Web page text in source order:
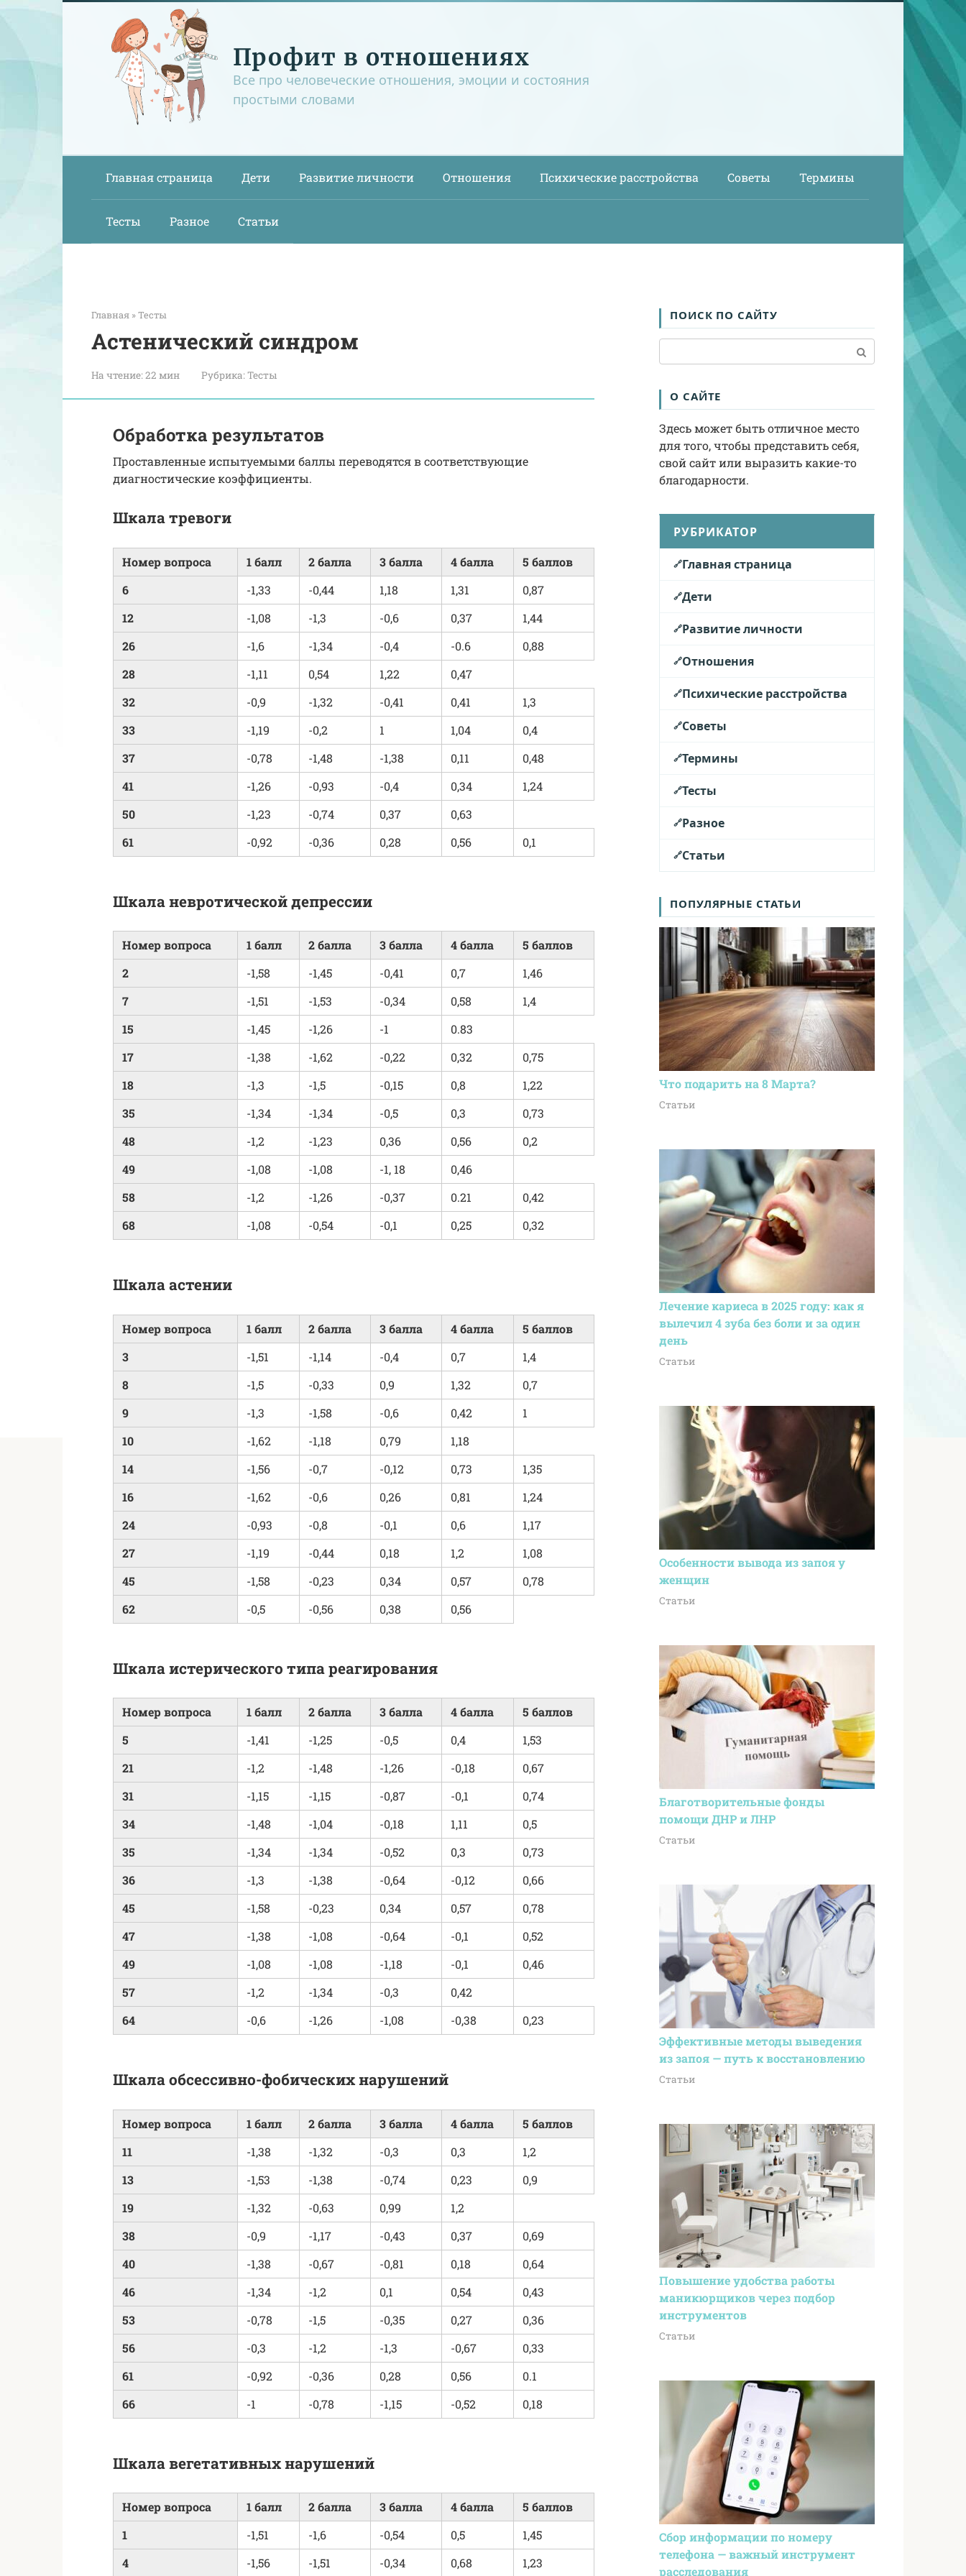
Перейти
Профит в отношениях
Все про человеческие отношения, эмоции и состояния
простыми словами
Главная страница Дети Развитие личности Отношения Психические расстройства Советы Термины
Тесты Разное Статьи
Главная »Тесты
Астенический синдром
На чтение:22 мин Рубрика:Тесты
Обработка результатов
Проставленные испытуемыми баллы переводятся в соответствующие
диагностические коэффициенты.
Шкала тревоги
Номер вопроса 1 балл 2 балла 3 балла 4 балла
5 баллов
6
-1,33 -0,44 1,18 1,31
0,87
12
-1,08 -1,3 -0,6 0,37
1,44
26
-1,6 -1,34 -0,4 -0.6
0,88
28
-1,11 0,54 1,22
0,47
32
-0,9 -1,32 -0,41 0,41
1,3
33
-1,19 -0,2 1 1,04
0,4
37
-0,78 -1,48 -1,38 0,11
0,48
41
-1,26 -0,93 -0,4 0,34
1,24
50
-1,23 -0,74 0,37
0,63
61
-0,92 -0,36 0,28 0,56 0,1
Шкала невротической депрессии
Номер вопроса 1 балл 2 балла 3 балла 4 балла
5 баллов
2
-1,58 -1,45 -0,41 0,7
1,46
7
-1,51 -1,53 -0,34 0,58
1,4
15
-1,45 -1,26 -1
0.83
17
-1,38 -1,62 -0,22 0,32
0,75
18
-1,3 -1,5 -0,15 0,8
1,22
35
-1,34 -1,34 -0,5 0,3
0,73
48
-1,2 -1,23 0,36 0,56
0,2
49
-1,08 -1,08 -1, 18
0,46
58
-1,2 -1,26 -0,37 0.21
0,42
68
-1,08 -0,54 -0,1 0,25 0,32
Шкала астении
Номер вопроса 1 балл 2 балла 3 балла 4 балла
5 баллов
3
-1,51 -1,14 -0,4 0,7
1,4
8
-1,5 -0,33 0,9 1,32
0,7
9
-1,3 -1,58 -0,6 0,42
1
10
-1,62 -1,18 0,79
1,18
14
-1,56 -0,7 -0,12 0,73
1,35
16
-1,62 -0,6 0,26 0,81
1,24
24
-0,93 -0,8 -0,1 0,6
1,17
27
-1,19 -0,44 0,18 1,2
1,08
45
-1,58 -0,23 0,34 0,57
0,78
62
-0,5 -0,56 0,38 0,56
Шкала истерического типа реагирования
Номер вопроса 1 балл 2 балла 3 балла 4 балла
5 баллов
5
-1,41 -1,25 -0,5 0,4
1,53
21
-1,2 -1,48 -1,26 -0,18
0,67
31
-1,15 -1,15 -0,87 -0,1
0,74
34
-1,48 -1,04 -0,18 1,11
0,5
35
-1,34 -1,34 -0,52 0,3
0,73
36
-1,3 -1,38 -0,64 -0,12
0,66
45
-1,58 -0,23 0,34 0,57
0,78
47
-1,38 -1,08 -0,64 -0,1
0,52
49
-1,08 -1,08 -1,18 -0,1
0,46
57
-1,2 -1,34 -0,3
0,42
64
-0,6 -1,26 -1,08 -0,38 0,23
Шкала обсессивно-фобических нарушений
Номер вопроса 1 балл 2 балла 3 балла 4 балла
5 баллов
11
-1,38 -1,32 -0,3 0,3
1,2
13
-1,53 -1,38 -0,74 0,23
0,9
19
-1,32 -0,63 0,99
1,2
38
-0,9 -1,17 -0,43 0,37
0,69
40
-1,38 -0,67 -0,81 0,18
0,64
46
-1,34 -1,2 0,1 0,54
0,43
53
-0,78 -1,5 -0,35 0,27
0,36
56
-0,3 -1,2 -1,3 -0,67
0,33
61
-0,92 -0,36 0,28 0,56
0.1
66
-1 -0,78 -1,15 -0,52 0,18
Шкала вегетативных нарушений
Номер вопроса 1 балл 2 балла 3 балла 4 балла
5 баллов
1
-1,51 -1,6 -0,54 0,5
1,45
4
-1,56 -1,51 -0,34 0,68 1,23
ПОИСК ПО САЙТУ
О САЙТЕ
Здесь может быть отличное место
для того, чтобы представить себя,
свой сайт или выразить какие-то
благодарности.
РУБРИКАТОР
Главная страница
Дети
Развитие личности
Отношения
Психические расстройства
Советы
Термины
Тесты
Разное
Статьи
ПОПУЛЯРНЫЕ СТАТЬИ
Что подарить на 8 Марта?
Статьи
Лечение кариеса в 2025 году: как я
вылечил 4 зуба без боли и за один
день
Статьи
Особенности вывода из запоя у
женщин
Статьи
Благотворительные фонды
помощи ДНР и ЛНР
Статьи
Эффективные методы выведения
из запоя — путь к восстановлению
Статьи
Повышение удобства работы
маникюрщиков через подбор
инструментов
Статьи
Сбор информации по номеру
телефона — важный инструмент
расследования